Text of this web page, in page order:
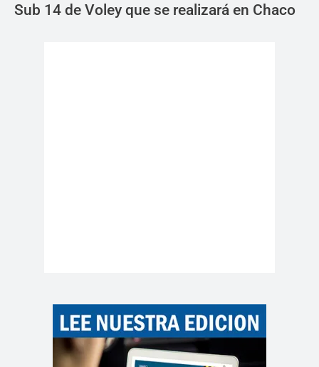
Sub 14 de Voley que se realizará en Chaco